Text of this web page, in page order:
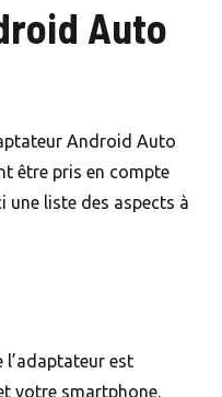
Auto
Android Auto
être pris en compte
liste des aspects à
l’adaptateur est
votre smartphone.